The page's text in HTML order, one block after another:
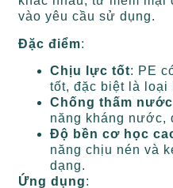
vào yêu cầu sử dụng.
Đặc điểm:
Chịu lực tốt: PE
tốt, đặc biệt là loại
Chống thấm
năng kháng nước,
Độ bền cơ học
năng chịu nén và
dạng.
Ứng dụng: